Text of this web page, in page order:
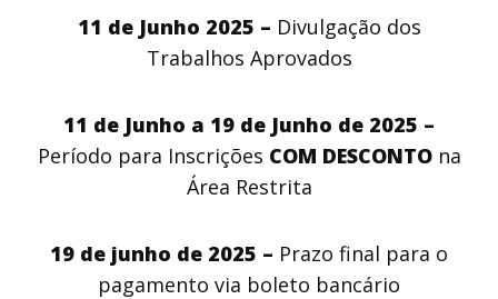
11 de Junho 2025 – Divulgação dos
Trabalhos Aprovados
11 de Junho a 19 de Junho de 2025 –
Período para Inscrições COM DESCONTOna
Área Restrita
19 de junho de 2025 – Prazo final para o
pagamento via boleto bancário